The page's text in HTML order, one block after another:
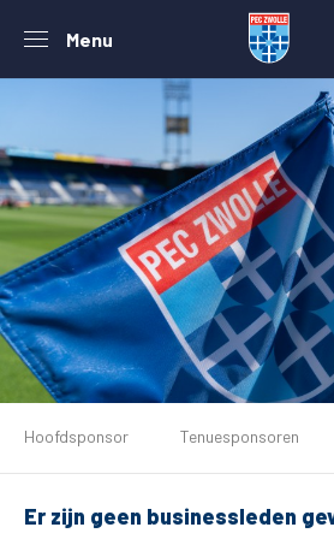
Menu
Tickets
Matchdays
Hoofdsponsor Tenuesponsoren
Er zijn geen businessleden